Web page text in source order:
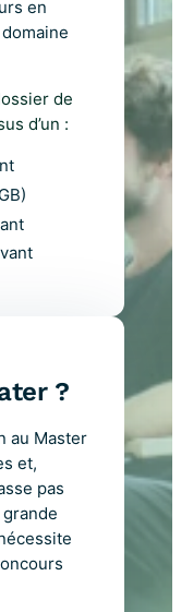
en
de
d’un :
?
au Master
et,
pas